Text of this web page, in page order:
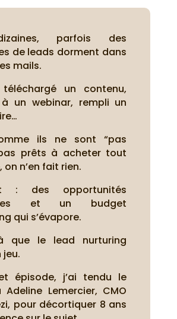
parfois des
de leads dorment dans
mails.
un contenu,
un webinar, rempli un
ils ne sont “pas
prêts à acheter tout
on n’en fait rien.
: des opportunités
et un budget
qui s’évapore.
que le lead nurturing
jeu.
épisode, j’ai tendu le
Lemercier, CMO
pour décortiquer 8 ans